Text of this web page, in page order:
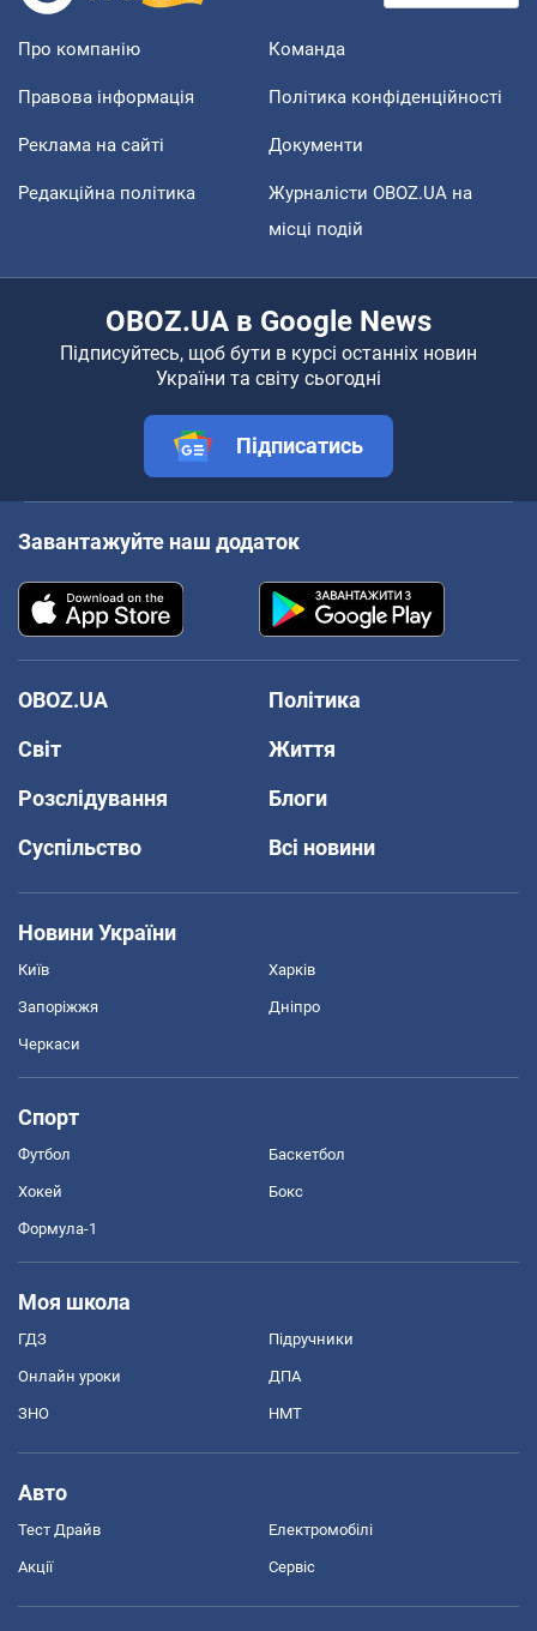
Про компанію Команда
Правова інформація Політика конфіденційності
Реклама на сайті Документи
Редакційна політика
Журналісти OBOZ.UA на
місці подій
OBOZ.UA в Google News
Підписуйтесь, щоб бути в курсі останніх новин
України та світу сьогодні
Підписатись
Завантажуйте наш додаток
OBOZ.UA
Політика
Світ
Життя
Розслідування
Блоги
Суспільство
Всі новини
Новини України
Київ Харків
Запоріжжя Дніпро
Черкаси
Спорт
Футбол Баскетбол
Хокей Бокс
Формула-1
Моя школа
ГДЗ Підручники
Онлайн уроки ДПА
ЗНО НМТ
Авто
Тест Драйв Електромобілі
Акції Сервіс